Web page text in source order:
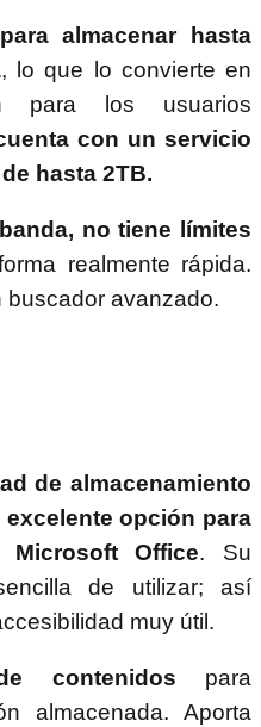
almacenar hasta
, lo que lo convierte en
para los usuarios
con un servicio
hasta 2TB.
no tiene límites
realmente rápida.
avanzado.
de almacenamiento
opción para
Office. Su
de utilizar; así
muy útil.
contenidos para
almacenada. Aporta